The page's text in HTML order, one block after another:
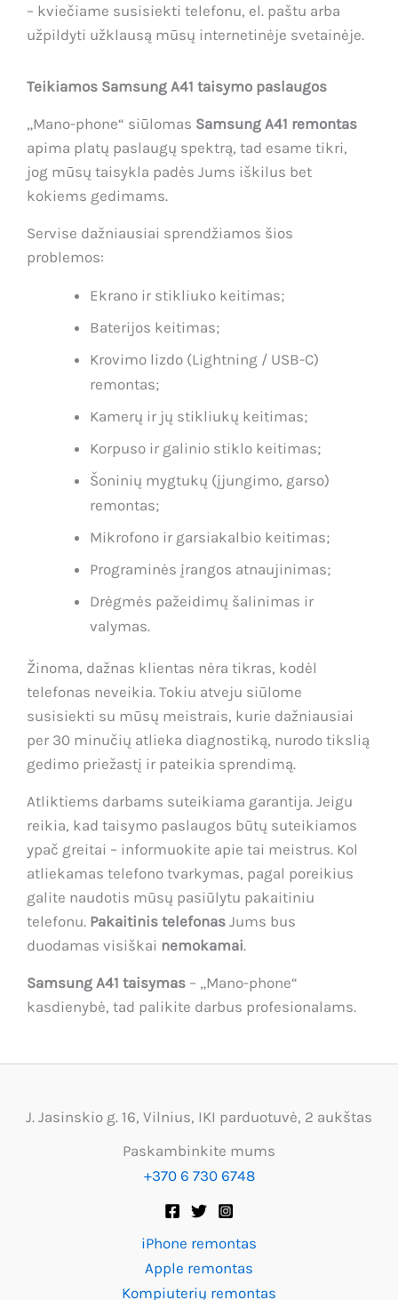
– kviečiame susisiekti telefonu, el. paštu arba
užpildyti užklausą mūsų internetinėje svetainėje.
Teikiamos Samsung A41 taisymo paslaugos
„Mano-phone“ siūlomas Samsung A41 remontas
apima platų paslaugų spektrą, tad esame tikri,
jog mūsų taisykla padės Jums iškilus bet
kokiems gedimams.
Servise dažniausiai sprendžiamos šios
problemos:
Ekrano ir stikliuko keitimas;
Baterijos keitimas;
Krovimo lizdo (Lightning / USB-C)
remontas;
Kamerų ir jų stikliukų keitimas;
Korpuso ir galinio stiklo keitimas;
Šoninių mygtukų (įjungimo, garso)
remontas;
Mikrofono ir garsiakalbio keitimas;
Programinės įrangos atnaujinimas;
Drėgmės pažeidimų šalinimas ir
valymas.
Žinoma, dažnas klientas nėra tikras, kodėl
telefonas neveikia. Tokiu atveju siūlome
susisiekti su mūsų meistrais, kurie dažniausiai
per 30 minučių atlieka diagnostiką, nurodo tikslią
gedimo priežastį ir pateikia sprendimą.
Atliktiems darbams suteikiama garantija. Jeigu
reikia, kad taisymo paslaugos būtų suteikiamos
ypač greitai – informuokite apie tai meistrus. Kol
atliekamas telefono tvarkymas, pagal poreikius
galite naudotis mūsų pasiūlytu pakaitiniu
telefonu. Pakaitinis telefonas Jums bus
duodamas visiškai nemokamai.
Samsung A41 taisymas – „Mano-phone“
kasdienybė, tad palikite darbus profesionalams.
J. Jasinskio g. 16, Vilnius, IKI parduotuvė, 2 aukštas
Paskambinkite mums
+370 6 730 6748
iPhone remontas
Apple remontas
Kompiuterių remontas